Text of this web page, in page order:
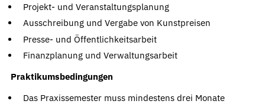
Projekt- und Veranstaltungsplanung
Ausschreibung und Vergabe von Kunstpreisen
Presse- und Öffentlichkeitsarbeit
Finanzplanung und Verwaltungsarbeit
Praktikumsbedingungen
Das Praxissemester muss mindestens drei Monate